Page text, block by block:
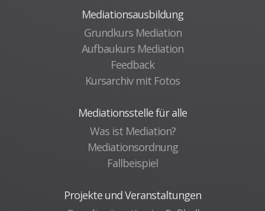
Mediationsausbildung
Grundkurs Mediation
Aufbaukurs Mediation
Feedback
Kursarchiv mit Fotos
Mediationsstelle für alle
Was ist Mediation?
Mediationsordnung
Fallbeispiel
Projekte und Veranstaltungen